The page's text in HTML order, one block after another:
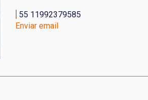
55 11992379585
Enviar email